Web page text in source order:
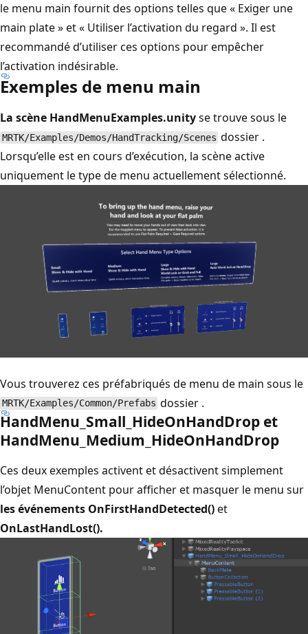
le menu main fournit des options telles que « Exiger une
main plate » et « Utiliser l’activation du regard ». Il est
recommandé d’utiliser ces options pour empêcher
l’activation indésirable.
Exemples de menu main
La scène HandMenuExamples.unityse trouve sous le
MRTK/Examples/Demos/HandTracking/Scenes dossier .
Lorsqu’elle est en cours d’exécution, la scène active
uniquement le type de menu actuellement sélectionné.
Vous trouverez ces préfabriqués de menu de main sous le
MRTK/Examples/Common/Prefabs dossier .
HandMenu_Small_HideOnHandDrop et
HandMenu_Medium_HideOnHandDrop
Ces deux exemples activent et désactivent simplement
l’objet MenuContent pour afficher et masquer le menu sur
les événements OnFirstHandDetected()et
OnLastHandLost().